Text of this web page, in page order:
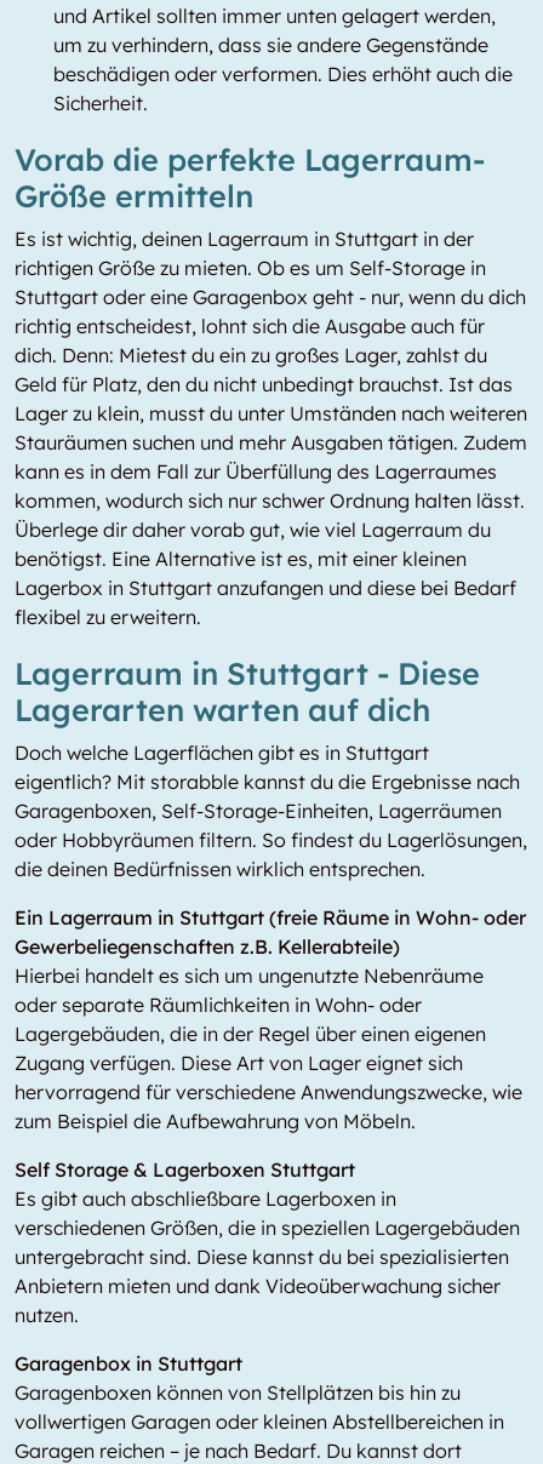
und Artikel sollten immer unten gelagert werden,
um zu verhindern, dass sie andere Gegenstände
beschädigen oder verformen. Dies erhöht auch die
Sicherheit.
Vorab die perfekte Lagerraum-
Größe ermitteln
Es ist wichtig, deinen Lagerraum in Stuttgart in der
richtigen Größe zu mieten. Ob es um Self-Storage in
Stuttgart oder eine Garagenbox geht - nur, wenn du dich
richtig entscheidest, lohnt sich die Ausgabe auch für
dich. Denn: Mietest du ein zu großes Lager, zahlst du
Geld für Platz, den du nicht unbedingt brauchst. Ist das
Lager zu klein, musst du unter Umständen nach weiteren
Stauräumen suchen und mehr Ausgaben tätigen. Zudem
kann es in dem Fall zur Überfüllung des Lagerraumes
kommen, wodurch sich nur schwer Ordnung halten lässt.
Überlege dir daher vorab gut, wie viel Lagerraum du
benötigst. Eine Alternative ist es, mit einer kleinen
Lagerbox in Stuttgart anzufangen und diese bei Bedarf
flexibel zu erweitern.
Lagerraum in Stuttgart - Diese
Lagerarten warten auf dich
Doch welche Lagerflächen gibt es in Stuttgart
eigentlich? Mit storabble kannst du die Ergebnisse nach
Garagenboxen, Self-Storage-Einheiten, Lagerräumen
oder Hobbyräumen filtern. So findest du Lagerlösungen,
die deinen Bedürfnissen wirklich entsprechen.
Ein Lagerraum in Stuttgart (freie Räume in Wohn- oder
Gewerbeliegenschaften z.B. Kellerabteile)
Hierbei handelt es sich um ungenutzte Nebenräume
oder separate Räumlichkeiten in Wohn- oder
Lagergebäuden, die in der Regel über einen eigenen
Zugang verfügen. Diese Art von Lager eignet sich
hervorragend für verschiedene Anwendungszwecke, wie
zum Beispiel die Aufbewahrung von Möbeln.
Self Storage & Lagerboxen Stuttgart
Es gibt auch abschließbare Lagerboxen in
verschiedenen Größen, die in speziellen Lagergebäuden
untergebracht sind. Diese kannst du bei spezialisierten
Anbietern mieten und dank Videoüberwachung sicher
nutzen.
Garagenbox in Stuttgart
Garagenboxen können von Stellplätzen bis hin zu
vollwertigen Garagen oder kleinen Abstellbereichen in
Garagen reichen – je nach Bedarf. Du kannst dort